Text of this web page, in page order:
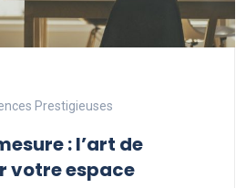
Prestigieuses
: l’art de
votre espace